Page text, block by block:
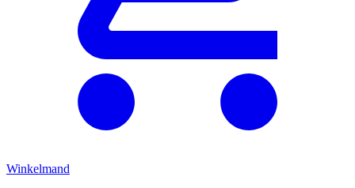
Winkelmand